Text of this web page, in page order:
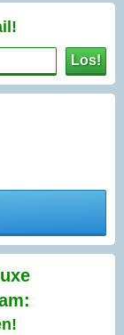
Los!